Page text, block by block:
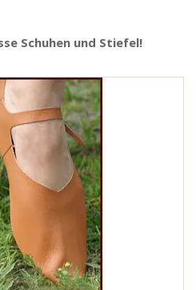
Schuhen und Stiefel!